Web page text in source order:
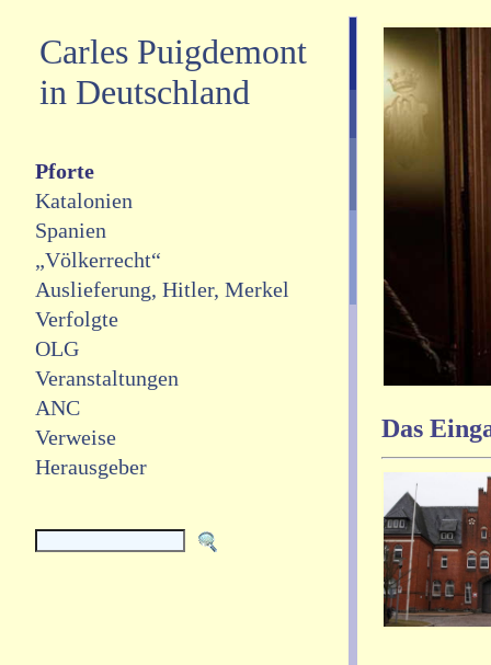
Carles Puigdemont
in Deutschland
Pforte
Katalonien
Spanien
„Völkerrecht“
Auslieferung, Hitler, Merkel
Verfolgte
OLG
Veranstaltungen
ANC
Verweise
Herausgeber
Das